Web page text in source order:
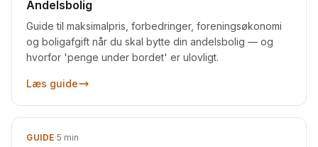
Andelsbolig
Guide til maksimalpris, forbedringer, foreningsøkonomi
og boligafgift når du skal bytte din andelsbolig — og
hvorfor 'penge under bordet' er ulovligt.
Læs guide
GUIDE·5 min